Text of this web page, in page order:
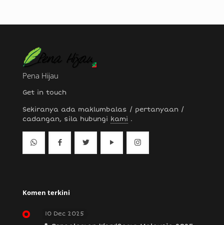
Pena Hijau
Get in touch
Sekiranya ada maklumbalas / pertanyaan /
cadangan, sila hubungi kami .
Komen terkini
10 Dec 2025